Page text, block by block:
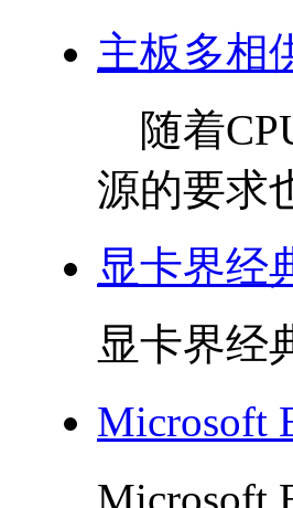
主板多相
随着
源的要求
显卡界经
显卡界经
Microsoft